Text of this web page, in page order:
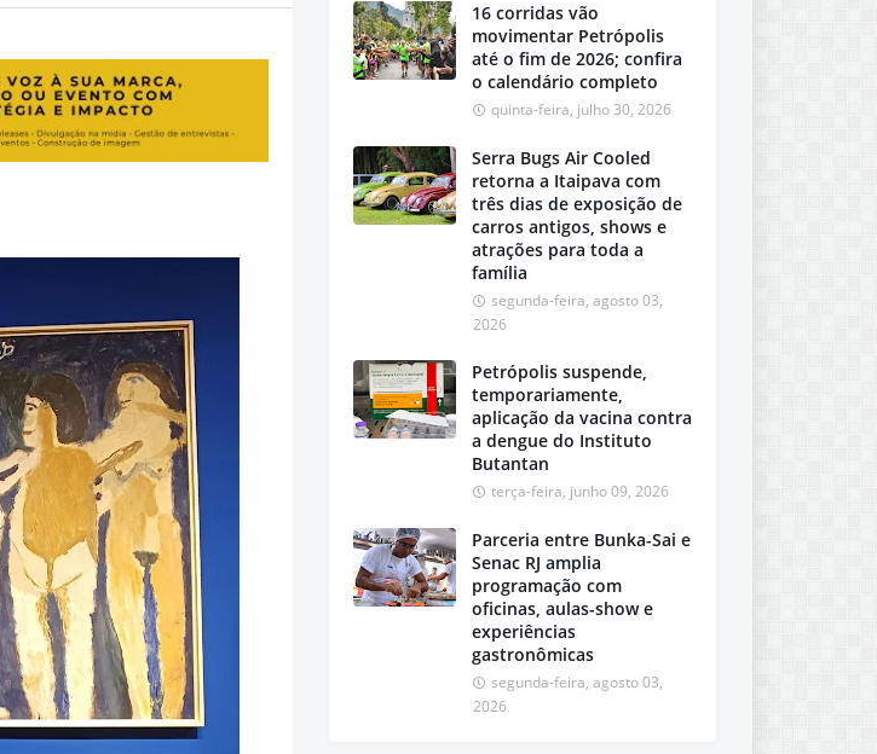
16 corridas vão
movimentar Petrópolis
até o fim de 2026; confira
o calendário completo
quinta-feira, julho 30, 2026
Serra Bugs Air Cooled
retorna a Itaipava com
três dias de exposição de
carros antigos, shows e
atrações para toda a
família
segunda-feira, agosto 03,
2026
Petrópolis suspende,
temporariamente,
aplicação da vacina contra
a dengue do Instituto
Butantan
terça-feira, junho 09, 2026
Parceria entre Bunka-Sai e
Senac RJ amplia
programação com
oficinas, aulas-show e
experiências
gastronômicas
segunda-feira, agosto 03,
2026